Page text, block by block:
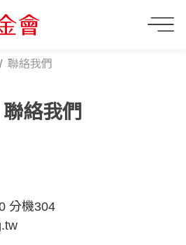
聯絡我們
聯絡我們
分機304